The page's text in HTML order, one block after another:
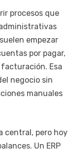
procesos que
empezar
por pagar,
Esa
negocio sin
manuales
central, pero hoy
Un ERP